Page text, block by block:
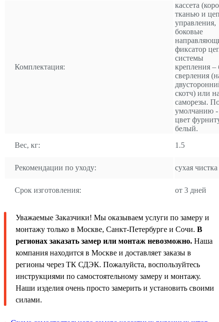
Комплектация:
кассета
тканью и
управления,
боковые
фиксатор
системы
крепления –
сверления
скотч) или
саморезы.
умолчанию -
цвет
белый.
Вес, кг:
1.5
Рекомендации по уходу: сухая чистка
Срок изготовления: от 3 дней
Уважаемые Заказчики! Мы оказываем услуги по замеру и
монтажу только в Москве, Санкт-Петербурге и Сочи. В
регионах заказать замер или монтаж невозможно. Наша
компания находится в Москве и доставляет заказы в
регионы через ТК СДЭК. Пожалуйста, воспользуйтесь
инструкциями по самостоятельному замеру и монтажу.
Наши изделия очень просто замерить и установить своими
силами.